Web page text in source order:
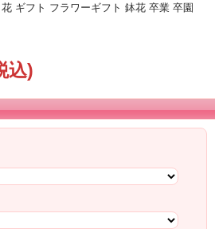
ギフト フラワーギフト 鉢花 卒業 卒園
込)